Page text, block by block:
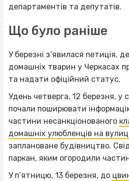
департаментів та депутатів.
Що було раніше
У березні з’явилася петиція,
домашніх тварин у Черкасах
та надати офіційний статус.
Удень четверга, 12 березня, у
почали поширювати
частини несанкціонованого
домашніх улюбленців на
заплановане будівництво.
паркан, яким огородили
У п’ятницю, 13 березня, до